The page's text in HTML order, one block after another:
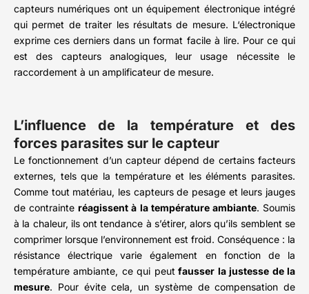
capteurs numériques ont un équipement électronique intégré
qui permet de traiter les résultats de mesure. L‘électronique
exprime ces derniers dans un format facile à lire. Pour ce qui
est des capteurs analogiques, leur usage nécessite le
raccordement à un amplificateur de mesure.
L’influence de la température et des
forces parasites sur le capteur
Le fonctionnement d’un capteur dépend de certains facteurs
externes, tels que la température et les éléments parasites.
Comme tout matériau, les capteurs de pesage et leurs jauges
de contrainteréagissent à la température ambiante. Soumis
à la chaleur, ils ont tendance à s’étirer, alors qu’ils semblent se
comprimer lorsque l’environnement est froid. Conséquence : la
résistance électrique varie également en fonction de la
température ambiante, ce qui peutfausser la justesse de la
mesure. Pour évite cela, un système de compensation de